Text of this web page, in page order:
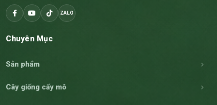
ZALO
Chuyên Mục
Sản phẩm
Cây giống cấy mô